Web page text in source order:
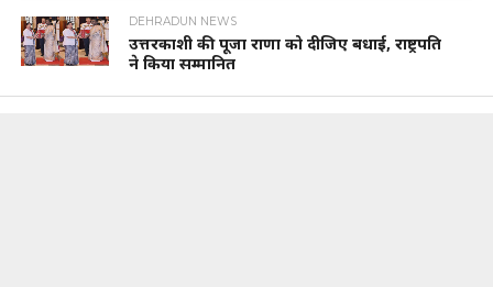
DEHRADUN NEWS
उत्तरकाशी की पूजा राणा को दीजिए बधाई, राष्ट्रपति
ने किया सम्मानित